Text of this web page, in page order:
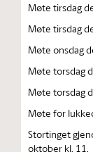
Møte tirsdag
Møte tirsdag
Møte onsdag
Møte torsdag
Møte torsdag
Møte for
Stortinget
oktober kl. 11.